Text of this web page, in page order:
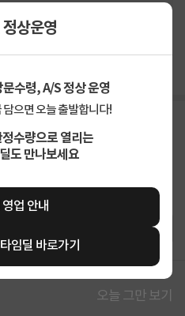
상운영
수령, A/S 정상 운영
으면 오늘 출발합니다!
수량으로 열리는
도 만나보세요
업 안내
임딜 바로가기
오늘 그만 보기
합리적이에요